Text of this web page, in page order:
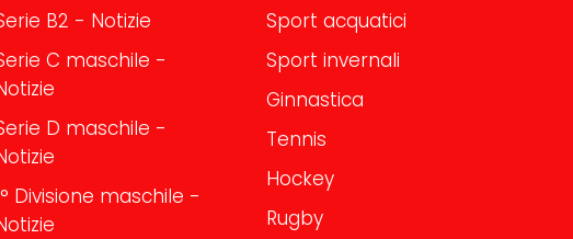
B2 - Notizie
C maschile -
D maschile -
Divisione maschile -
Sport acquatici
Sport invernali
Ginnastica
Tennis
Hockey
Rugby